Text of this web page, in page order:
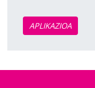
APLIKAZIOA